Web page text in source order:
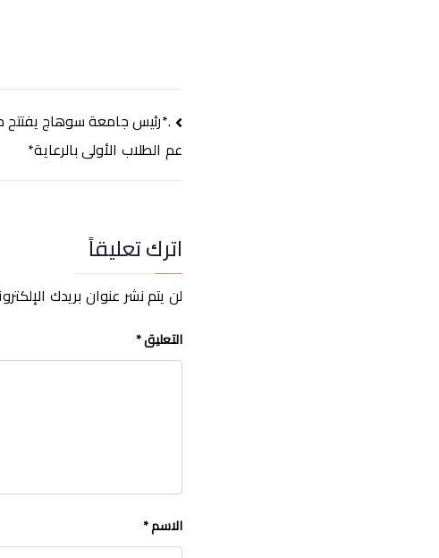
تصفّح
المقالات
.*رئيس جامعة سوهاج يفتتح
عم الطلاب الأولى بالرعاية*
اترك تعليقاً
لن يتم نشر عنوان بريدك
التعليق*
الاسم*